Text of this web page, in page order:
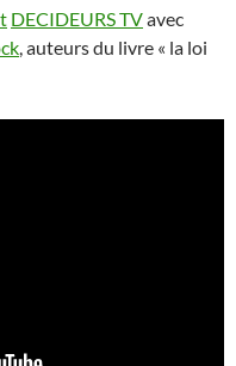
DECIDEURS TVavec
, auteurs du livre « la loi